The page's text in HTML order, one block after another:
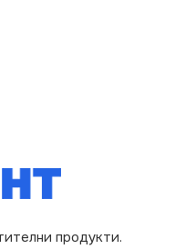
продукти.